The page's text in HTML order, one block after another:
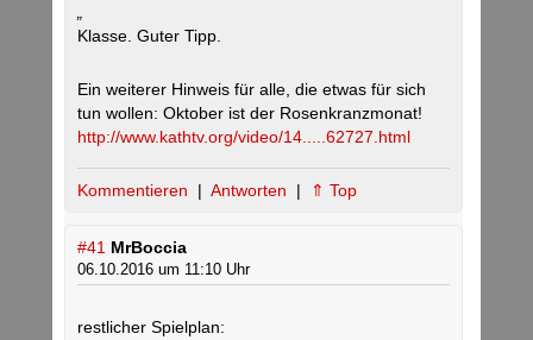
Klasse. Guter Tipp.
Ein weiterer Hinweis für alle, die etwas für sich
tun wollen: Oktober ist der Rosenkranzmonat!
http://www.kathtv.org/video/14.....62727.html
Kommentieren | Antworten | ⇑ Top
#41 MrBoccia
06.10.2016 um 11:10 Uhr
restlicher Spielplan: